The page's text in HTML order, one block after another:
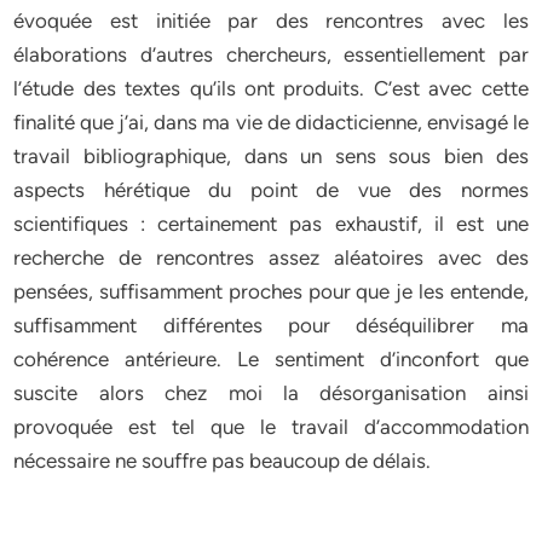
évoquée est initiée par des rencontres avec les
élaborations d’autres chercheurs, essentiellement par
l’étude des textes qu’ils ont produits. C’est avec cette
finalité que j’ai, dans ma vie de didacticienne, envisagé le
travail bibliographique, dans un sens sous bien des
aspects hérétique du point de vue des normes
scientifiques : certainement pas exhaustif, il est une
recherche de rencontres assez aléatoires avec des
pensées, suffisamment proches pour que je les entende,
suffisamment différentes pour déséquilibrer ma
cohérence antérieure. Le sentiment d’inconfort que
suscite alors chez moi la désorganisation ainsi
provoquée est tel que le travail d’accommodation
nécessaire ne souffre pas beaucoup de délais.